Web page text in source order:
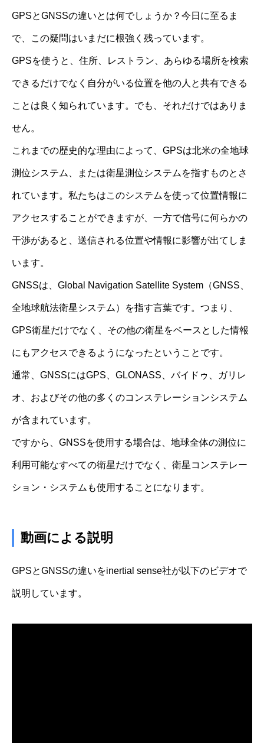
GPSとGNSSの違いとは何でしょうか？今日に至るま
で、この疑問はいまだに根強く残っています。
GPSを使うと、住所、レストラン、あらゆる場所を検索
できるだけでなく自分がいる位置を他の人と共有できる
ことは良く知られています。でも、それだけではありま
せん。
これまでの歴史的な理由によって、GPSは北米の全地球
測位システム、または衛星測位システムを指すものとさ
れています。私たちはこのシステムを使って位置情報に
アクセスすることができますが、一方で信号に何らかの
干渉があると、送信される位置や情報に影響が出てしま
います。
GNSSは、Global Navigation Satellite System（GNSS、
全地球航法衛星システム）を指す言葉です。つまり、
GPS衛星だけでなく、その他の衛星をベースとした情報
にもアクセスできるようになったということです。
通常、GNSSにはGPS、GLONASS、バイドゥ、ガリレ
オ、およびその他の多くのコンステレーションシステム
が含まれています。
ですから、GNSSを使用する場合は、地球全体の測位に
利用可能なすべての衛星だけでなく、衛星コンステレー
ション・システムも使用することになります。
動画による説明
GPSとGNSSの違いをinertial sense社が以下のビデオで
説明しています。